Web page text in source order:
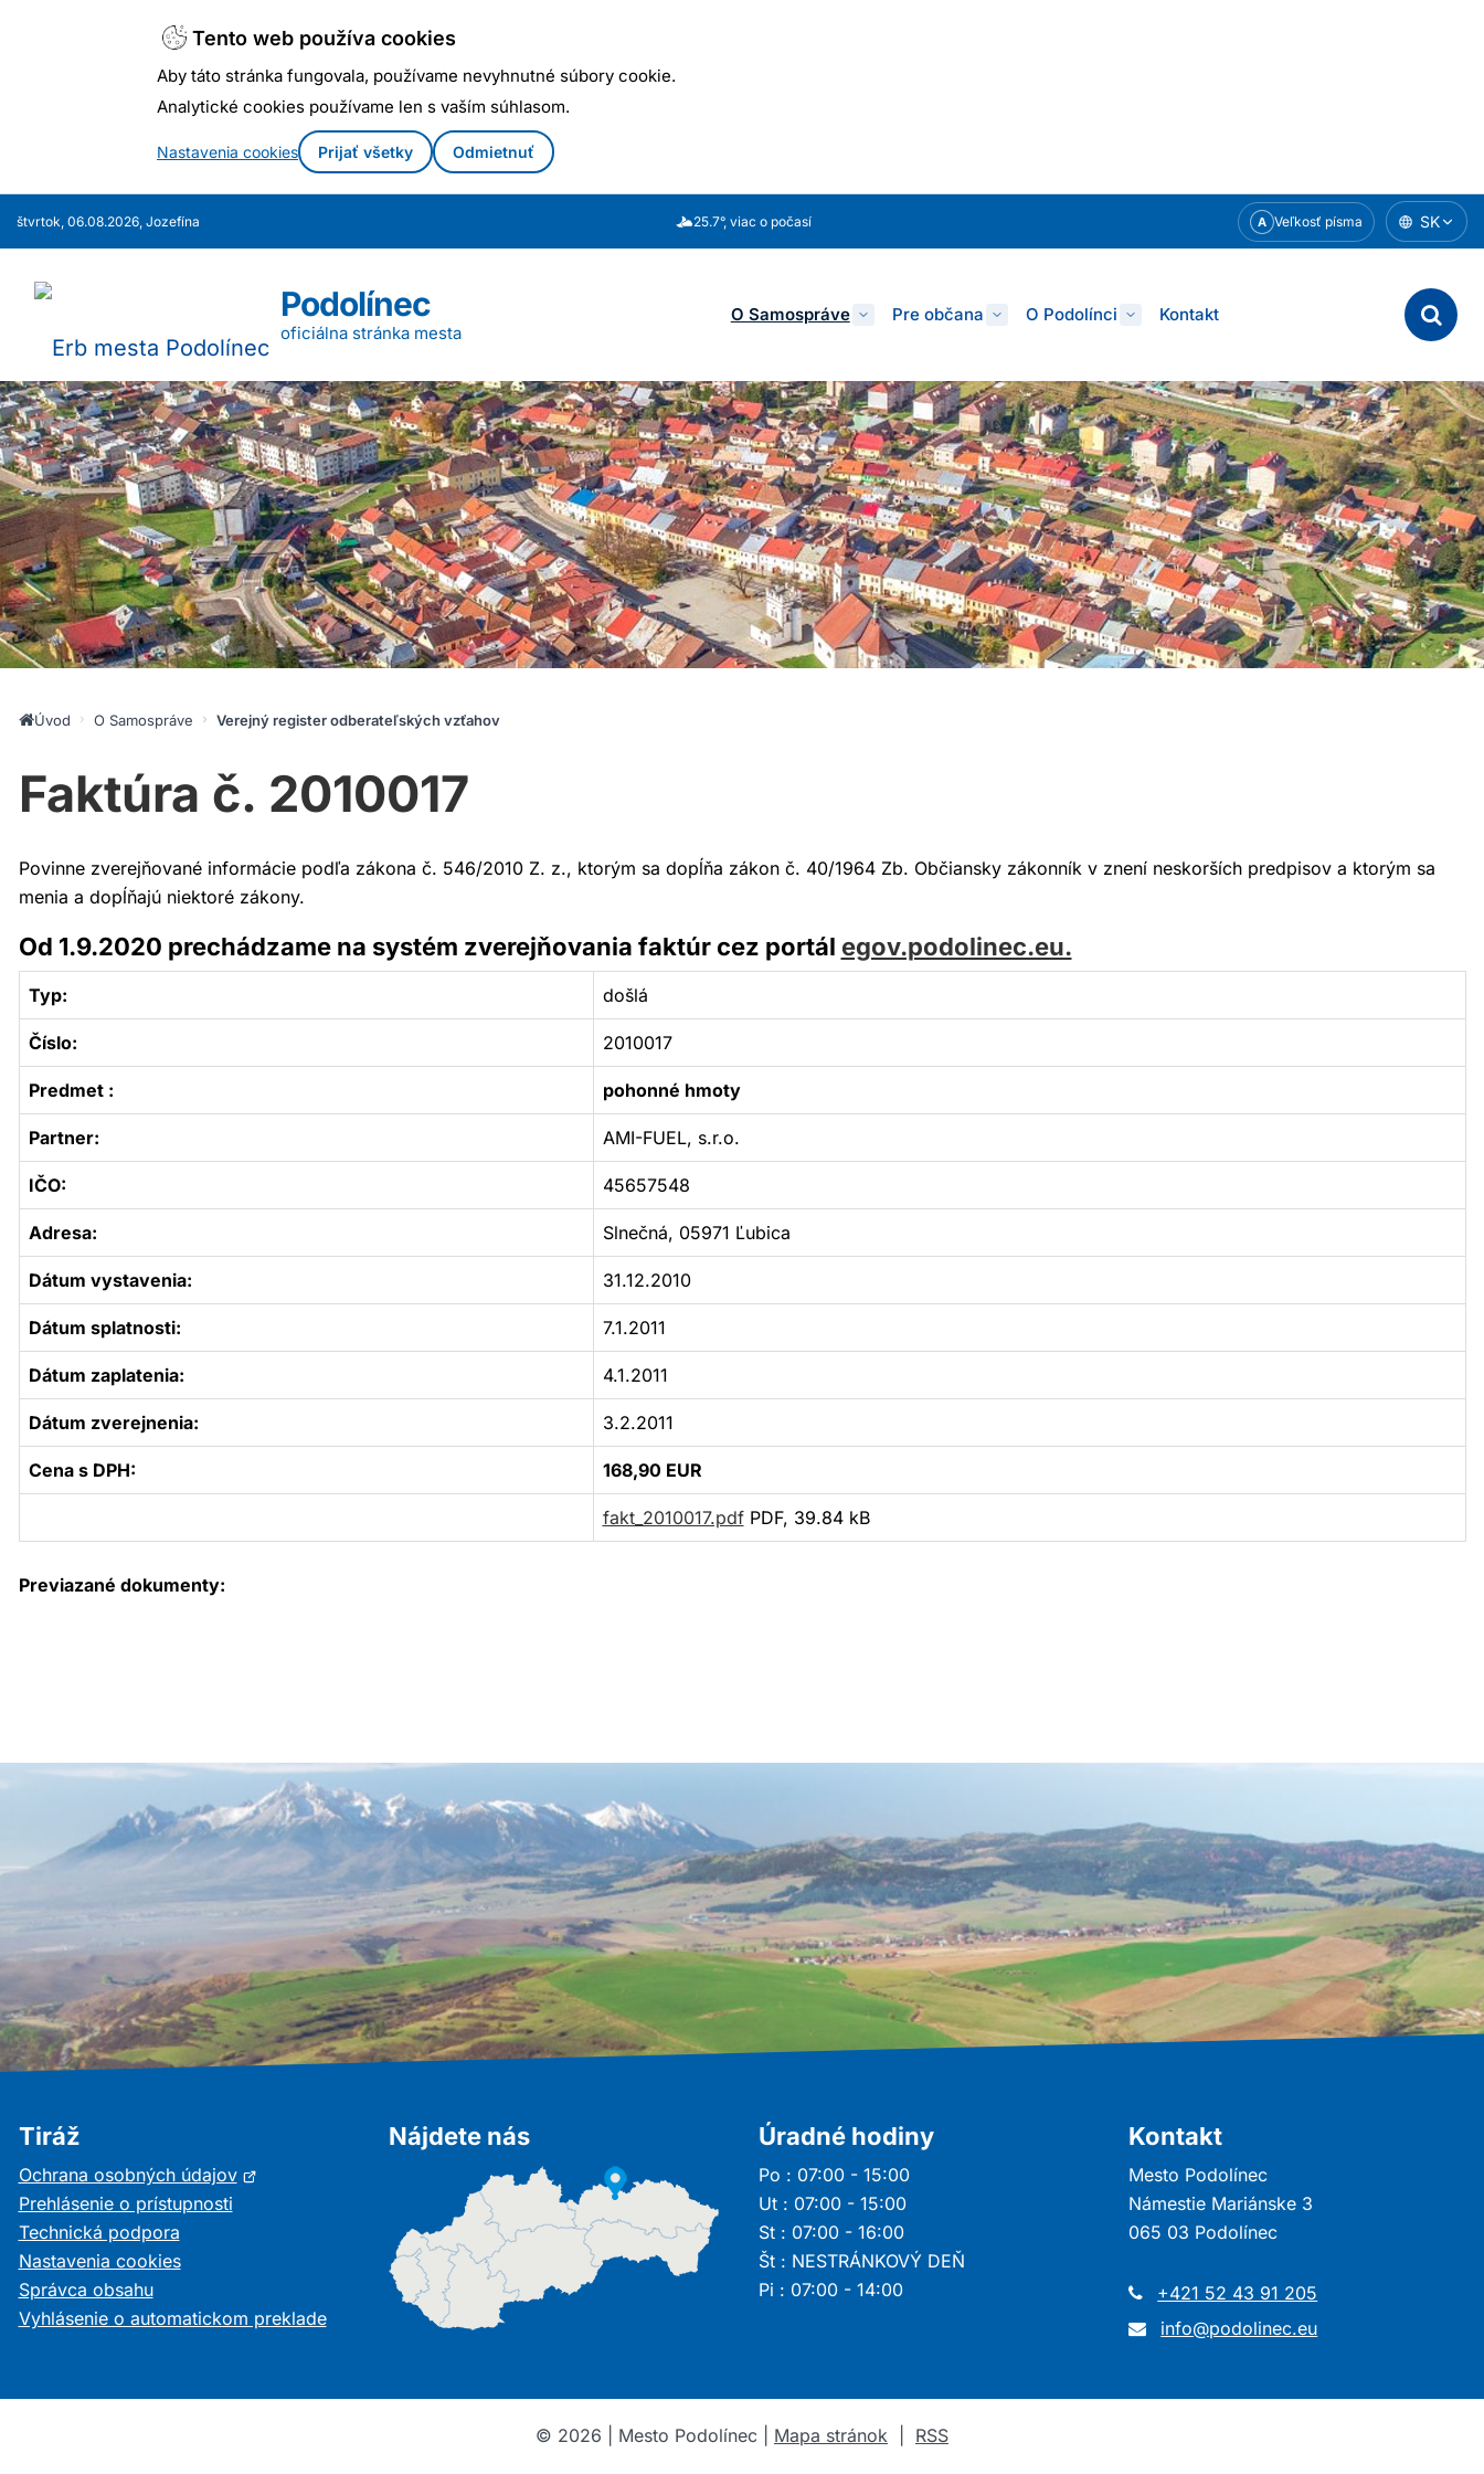
Tento web používa cookies
Aby táto stránka fungovala, používame nevyhnutné súbory cookie.
Analytické cookies používame len s vaším súhlasom.
Nastavenia cookies Prijať všetky Odmietnuť
štvrtok, 06.08.2026, Jozefína 25.7°, viac o počasí A Veľkosť písma SK
Podolínec
oficiálna stránka mesta
O Samospráve Pre občana O Podolínci Kontakt
Úvod O Samospráve Verejný register odberateľských vzťahov
Faktúra č. 2010017
Povinne zverejňované informácie podľa zákona č. 546/2010 Z. z., ktorým sa dopĺňa zákon č. 40/1964 Zb. Občiansky zákonník v znení neskorších predpisov a ktorým sa
menia a dopĺňajú niektoré zákony.
Od 1.9.2020 prechádzame na systém zverejňovania faktúr cez portál egov.podolinec.eu.
Typ: došlá
Číslo: 2010017
Predmet : pohonné hmoty
Partner: AMI-FUEL, s.r.o.
IČO: 45657548
Adresa: Slnečná, 05971 Ľubica
Dátum vystavenia: 31.12.2010
Dátum splatnosti: 7.1.2011
Dátum zaplatenia: 4.1.2011
Dátum zverejnenia: 3.2.2011
Cena s DPH: 168,90 EUR
fakt_2010017.pdfPDF, 39.84 kB
Previazané dokumenty:
Tiráž
Ochrana osobných údajovOtvorí
Prehlásenie o prístupnosti
Technická podpora
Nastavenia cookies
Správca obsahu
Vyhlásenie o automatickom preklade
Nájdete nás Úradné hodiny
Po : 07:00 - 15:00
Ut : 07:00 - 15:00
St : 07:00 - 16:00
Št : NESTRÁNKOVÝ DEŇ
Pi : 07:00 - 14:00
Kontakt
Mesto Podolínec
Námestie Mariánske 3
065 03 Podolínec
+421 52 43 91 205
info@podolinec.eu
© 2026 | Mesto Podolínec | Mapa stránok RSS